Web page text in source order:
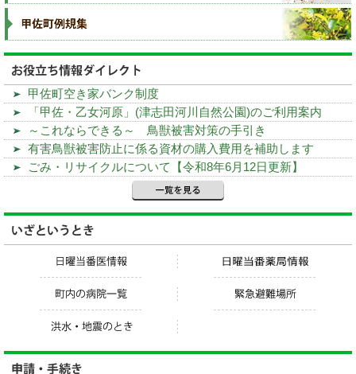
甲佐町空き家バンク制度
「甲佐・乙女河原」(津志田河川自然公園)のご利用案内
～これならできる～ 鳥獣被害対策の手引き
有害鳥獣被害防止に係る資材の購入費用を補助します
ごみ・リサイクルについて【令和8年6月12日更新】